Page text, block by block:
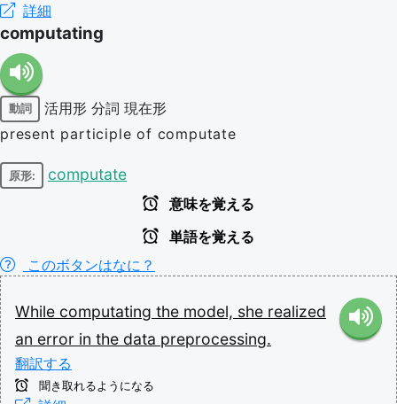
詳細
computating
動詞 活用形 分詞 現在形
present participle of computate
原形: computate
意味を覚える
単語を覚える
このボタンはなに？
While computating the model, she realized
an error in the data preprocessing.
翻訳する
聞き取れるようになる